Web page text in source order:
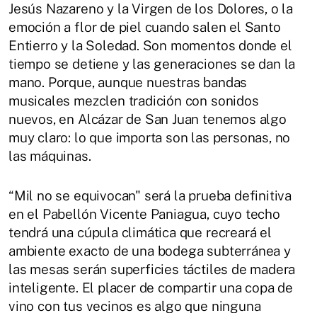
Jesús Nazareno y la Virgen de los Dolores, o la
emoción a flor de piel cuando salen el Santo
Entierro y la Soledad. Son momentos donde el
tiempo se detiene y las generaciones se dan la
mano. Porque, aunque nuestras bandas
musicales mezclen tradición con sonidos
nuevos, en Alcázar de San Juan tenemos algo
muy claro: lo que importa son las personas, no
las máquinas.
“Mil no se equivocan" será la prueba definitiva
en el Pabellón Vicente Paniagua, cuyo techo
tendrá una cúpula climática que recreará el
ambiente exacto de una bodega subterránea y
las mesas serán superficies táctiles de madera
inteligente. El placer de compartir una copa de
vino con tus vecinos es algo que ninguna